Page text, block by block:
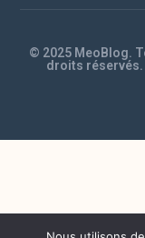
© 2025 MeoBlog.
droits réservés. |